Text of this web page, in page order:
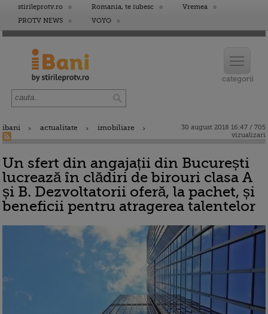
stirileprotv.ro Romania, te iubesc
Vremea
PROTV NEWS
VOYO
ibani actualitate imobiliare
30 august 2018 16:47 / 705
vizualizari
Un sfert din angajații din București
lucrează în clădiri de birouri clasa A
și B. Dezvoltatorii oferă, la pachet, și
beneficii pentru atragerea talentelor